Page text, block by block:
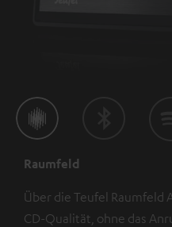
Raumfeld
Über die Teufel Raumfeld
CD-Qualität, ohne das